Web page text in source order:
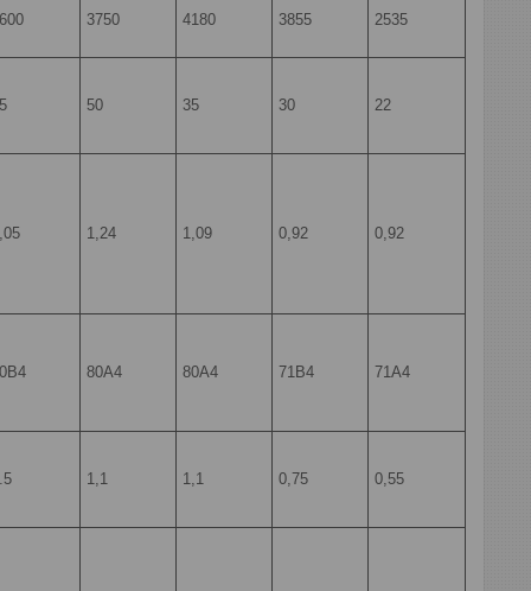
3750 4180 3855 2535
50 35 30 22
1,24 1,09 0,92 0,92
80A4 80A4 71B4 71A4
1,1 1,1 0,75 0,55